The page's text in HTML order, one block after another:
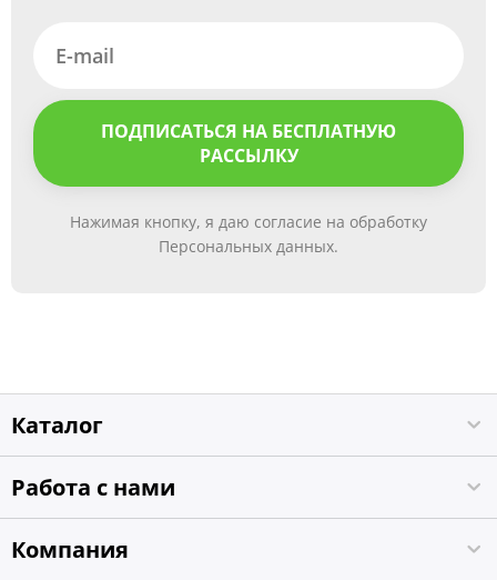
ПОДПИСАТЬСЯ НА БЕСПЛАТНУЮ
РАССЫЛКУ
Нажимая кнопку, я даю согласие на обработку
Персональных данных.
Каталог
Работа с нами
Компания